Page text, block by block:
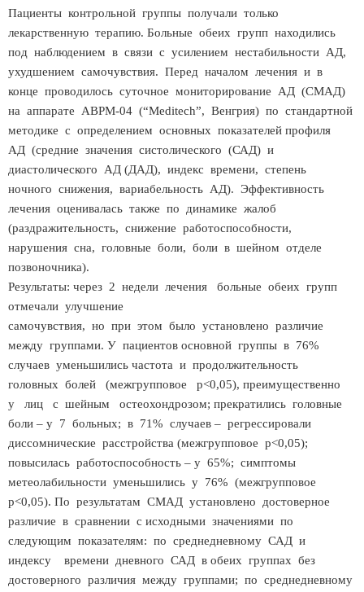
Пациенты контрольной группы получали только
лекарственную терапию. Больные обеих групп находились
под наблюдением в связи с усилением нестабильности АД,
ухудшением самочувствия. Перед началом лечения и в
конце проводилось суточное мониторирование АД (СМАД)
на аппарате ABPM-04 (“Meditech”, Венгрия) по стандартной
методике с определением основных показателей профиля
АД (средние значения систолического (САД) и
диастолического АД (ДАД), индекс времени, степень
ночного снижения, вариабельность АД). Эффективность
лечения оценивалась также по динамике жалоб
(раздражительность, снижение работоспособности,
нарушения сна, головные боли, боли в шейном отделе
позвоночника).
Результаты: через 2 недели лечения больные обеих групп
отмечали улучшение
самочувствия, но при этом было установлено различие
между группами. У пациентов основной группы в 76%
случаев уменьшились частота и продолжительность
головных болей (межгрупповое p<0,05), преимущественно
у лиц с шейным остеохондрозом; прекратились головные
боли – у 7 больных; в 71% случаев – регрессировали
диссомнические расстройства (межгрупповое p<0,05);
повысилась работоспособность – у 65%; симптомы
метеолабильности уменьшились у 76% (межгрупповое
p<0,05). По результатам СМАД установлено достоверное
различие в сравнении с исходными значениями по
следующим показателям: по среднедневному САД и
индексу времени дневного САД в обеих группах без
достоверного различия между группами; по среднедневному